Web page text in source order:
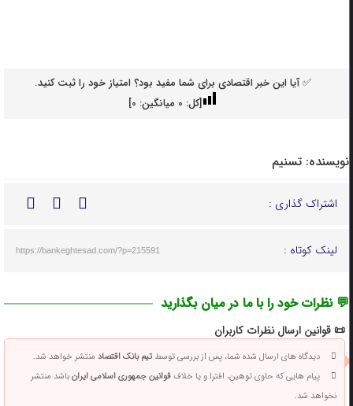
✅ آیا این خبر اقتصادی برای شما مفید بود؟ امتیاز خود را ثبت کنید.
[کل: 0میانگین: 0
]
نویسنده: تسنیم
اشتراک گذاری :
لینک کوتاه : https://bankeghtesad.com/?p=215591
💬 نظرات خود را با ما در میان بگذارید
📜 قوانین ارسال نظرات کاربران
دیدگاه های ارسال شده شما، پس از بررسی توسطتیم بانک اقتصادمنتشر خواهد شد.
پیام هایی که حاوی توهین، افترا و یا خلافقوانین جمهوری اسلامی ایرانباشد منتشر
نخواهد شد.